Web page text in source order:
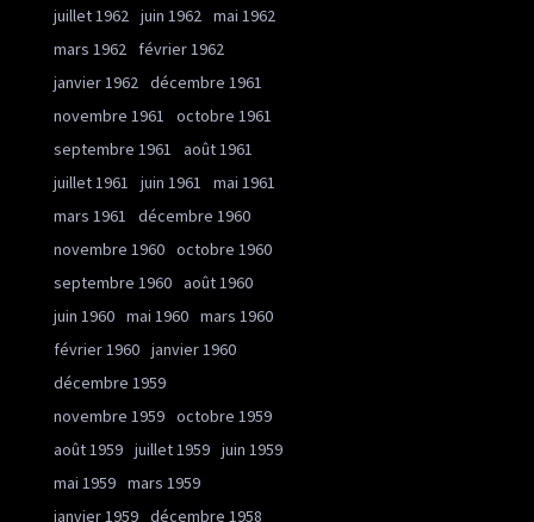
juillet 1962 juin 1962 mai 1962
mars 1962
février 1962
janvier 1962 décembre 1961
novembre 1961
octobre 1961
septembre 1961
août 1961
juillet 1961
juin 1961
mai 1961
mars 1961
décembre 1960
novembre 1960 octobre 1960
septembre 1960 août 1960
juin 1960 mai 1960 mars 1960
février 1960 janvier 1960
décembre 1959
novembre 1959 octobre 1959
août 1959 juillet 1959 juin 1959
mai 1959 mars 1959
janvier 1959 décembre 1958